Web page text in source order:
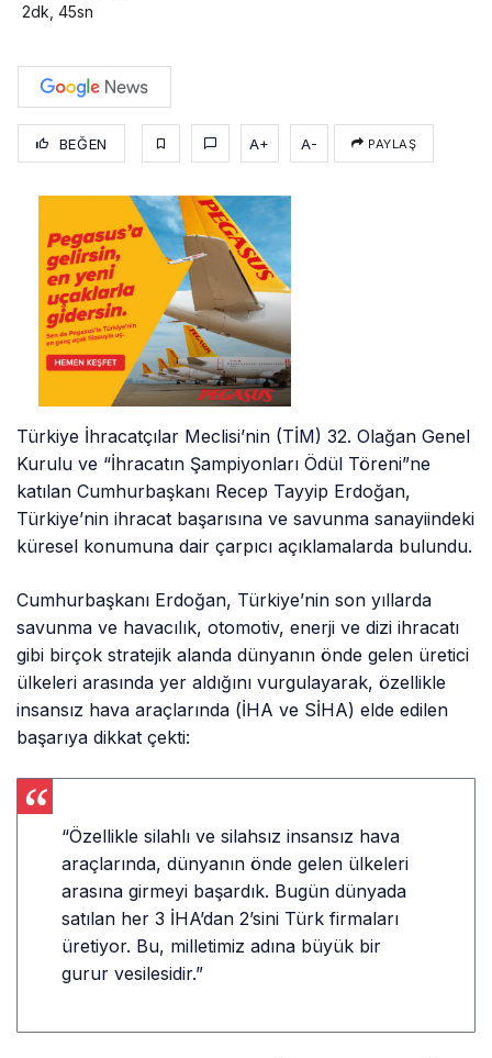
2dk, 45sn
BEĞEN A+ A- PAYLAŞ
Türkiye İhracatçılar Meclisi’nin (TİM) 32. Olağan Genel
Kurulu ve “İhracatın Şampiyonları Ödül Töreni”ne
katılan Cumhurbaşkanı Recep Tayyip Erdoğan,
Türkiye’nin ihracat başarısına ve savunma sanayiindeki
küresel konumuna dair çarpıcı açıklamalarda bulundu.
Cumhurbaşkanı Erdoğan, Türkiye’nin son yıllarda
savunma ve havacılık, otomotiv, enerji ve dizi ihracatı
gibi birçok stratejik alanda dünyanın önde gelen üretici
ülkeleri arasında yer aldığını vurgulayarak, özellikle
insansız hava araçlarında (İHA ve SİHA) elde edilen
başarıya dikkat çekti:
“Özellikle silahlı ve silahsız insansız hava
araçlarında, dünyanın önde gelen ülkeleri
arasına girmeyi başardık. Bugün dünyada
satılan her 3 İHA’dan 2’sini Türk firmaları
üretiyor. Bu, milletimiz adına büyük bir
gurur vesilesidir.”